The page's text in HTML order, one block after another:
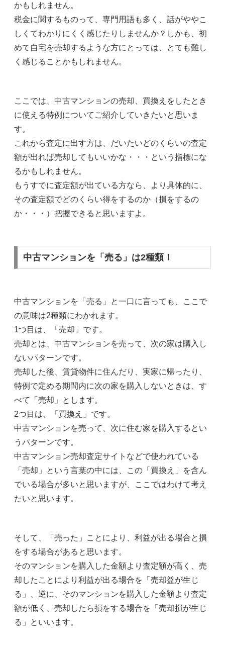
かもしれません。
税金に関するものって、専門用語も多く、話がややこ
しくてわかりにくく感じたりしませんか？しかも、初
めて自宅を売却するような方にとっては、とても難し
く感じることかもしれません。
ここでは、中古マンションの売却、買換えをしたとき
に使える特例についてご紹介していきたいと思いま
す。
これから査定に出す方は、だいたいどのくらいの査定
額が出れば売却してもいいかな・・・という指標にな
るかもしれません。
もうすでに査定額が出ている方なら、より具体的に、
その査定額でどのくらい得をするのか（損をするの
か・・・）把握できると思いますよ。
中古マンションを「売る」は2種類！
中古マンションを「売る」と一口に言っても、ここで
の意味は2種類にわかれます。
1つ目は、「売却」です。
売却とは、中古マンションを売って、次の家は購入し
ないパターンです。
売却した後、賃貸物件に住んだり、実家に帰ったり、
特例で定める期間内に次の家を購入しないときは、す
べて「売却」とします。
2つ目は、「買換え」です。
中古マンションを売って、次に住む家を購入するとい
うパターンです。
中古マンション売却査定サイトなどで使われている
「売却」という言葉の中には、この「買換え」を含ん
でいる場合が多いと思いますが、ここではわけて考え
たいと思います。
そして、「売った」ことにより、利益が出る場合と損
をする場合があると思います。
そのマンションを購入した金額より査定額が高く、売
却したことにより利益が出る場合を「売却益が生じ
る」、逆に、そのマンションを購入した金額より査定
額が低く、売却したら損をする場合を「売却損が生じ
る」といいます。